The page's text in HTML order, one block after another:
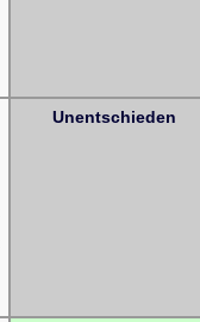
Unentschieden